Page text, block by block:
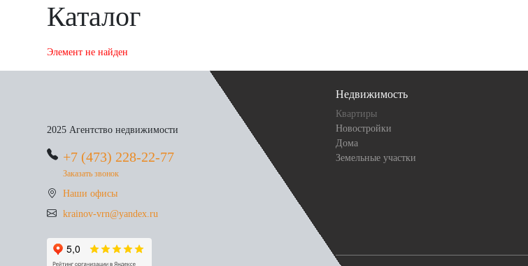
Каталог
Элемент не найден
2025 Агентство недвижимости
+7 (473) 228-22-77
Заказать звонок
Наши офисы
krainov-vrn@yandex.ru
Недвижимость
Квартиры
Новостройки
Дома
Земельные участки